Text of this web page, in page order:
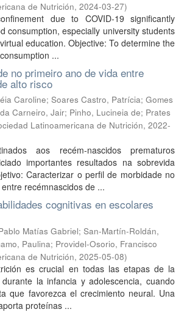
de Nutrición, 2024-03-27)
due to COVID-19 significantly
consumption, especially university students
education. Objective: To determine the
...
no primeiro ano de vida entre
alto risco
Caroline; Soares Castro, Patrícia; Gomes
Carneiro, Jair; Pinho, Lucineia de; Prates
Latinoamericana de Nutrición, 2022-
aos recém-nascidos prematuros
importantes resultados na sobrevida
Caracterizar o perfil de morbidade no
recémnascidos de ...
cognitivas en escolares
Matías Gabriel; San-Martín-Roldán,
Paulina; Providel-Osorio, Francisco
de Nutrición, 2025-05-08)
es crucial en todas las etapas de la
la infancia y adolescencia, cuando
que favorezca el crecimiento neural. Una
proteínas ...